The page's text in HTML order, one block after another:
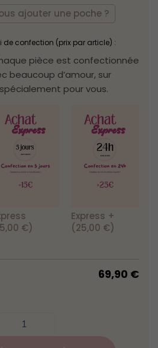
ajouter une poche ?
de confection (prix par article) :
pièce est confectionnée
beaucoup d’amour, sur
pour vous.
€)
Express +
(25,00 €)
69,90 €